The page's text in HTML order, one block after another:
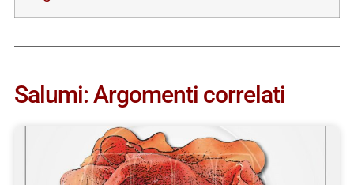
Salumi: Argomenti correlati